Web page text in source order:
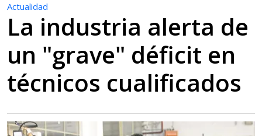
Actualidad
La industria alerta de
un "grave" déficit en
técnicos cualificados